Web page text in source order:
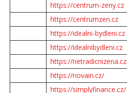
https://centrum-zeny.cz
https://centrumzen.cz
https://idealni-bydleni.cz
https://idealnibydleni.cz
https://netradicnizena.cz
https://novain.cz/
https://simplyfinance.cz/